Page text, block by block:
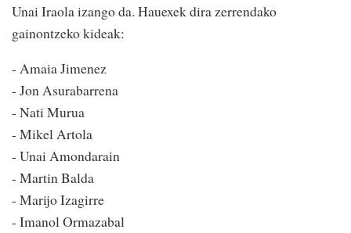
Unai Iraola izango da. Hauexek dira zerrendako
gainontzeko kideak:
- Amaia Jimenez
- Jon Asurabarrena
- Nati Murua
- Mikel Artola
- Unai Amondarain
- Martin Balda
- Marijo Izagirre
- Imanol Ormazabal